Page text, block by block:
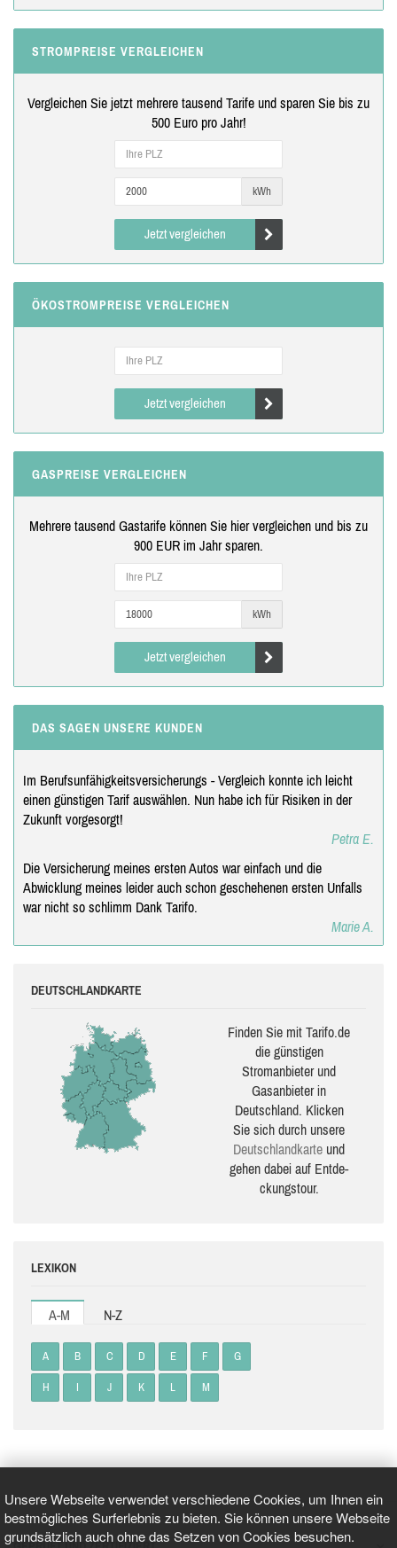
Unsere Webseite verwendet verschiedene Cookies, um Ihnen ein
bestmögliches Surferlebnis zu bieten. Sie können unsere Webseite
grundsätzlich auch ohne das Setzen von Cookies besuchen.
STROMPREISE VERGLEICHEN
Vergleichen Sie jetzt mehrere tausend Tarife und sparen Sie bis zu
500 Euro pro Jahr!
kWh
Jetzt vergleichen
ÖKOSTROMPREISE VERGLEICHEN
Jetzt vergleichen
GASPREISE VERGLEICHEN
Mehrere tausend Gastarife können Sie hier vergleichen und bis zu
900 EUR im Jahr sparen.
kWh
Jetzt vergleichen
DAS SAGEN UNSERE KUNDEN
Im Berufsunfähigkeitsversicherungs - Vergleich konnte ich leicht
einen günstigen Tarif auswählen. Nun habe ich für Risiken in der
Zukunft vorgesorgt!
Petra E.
Die Versicherung meines ersten Autos war einfach und die
Abwicklung meines leider auch schon geschehenen ersten Unfalls
war nicht so schlimm Dank Tarifo.
Marie A.
DEUTSCHLANDKARTE
Finden Sie mit Tarifo.de
die güns­ti­gen
Stromanbieter und
Gasanbieter in
Deutschland. Klicken
Sie sich durch unsere
Deutsch­land­karte und
gehen dabei auf Ent­de­
ckungs­tour.
LEXIKON
A-M N-Z
A B C D E F G
H I J K L M